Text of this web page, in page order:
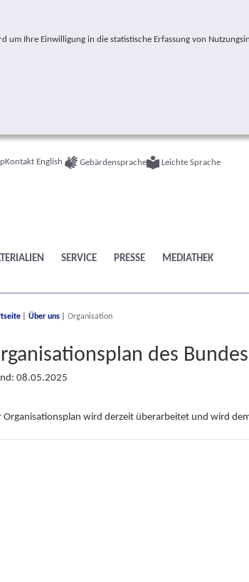
Ihre Einwilligung in die statistische Erfassung von
Kontakt English Gebärdensprache Leichte Sprache
SERVICE PRESSE MEDIATHEK
are here:
Über uns Organisation
des
08.05.2025
Organisationsplan wird derzeit überarbeitet und wird